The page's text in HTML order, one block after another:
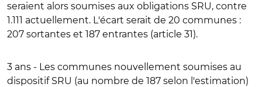
seraient alors soumises aux obligations SRU, contre
1.111 actuellement. L'écart serait de 20 communes :
207 sortantes et 187 entrantes (article 31).
3 ans - Les communes nouvellement soumises au
dispositif SRU (au nombre de 187 selon l'estimation)